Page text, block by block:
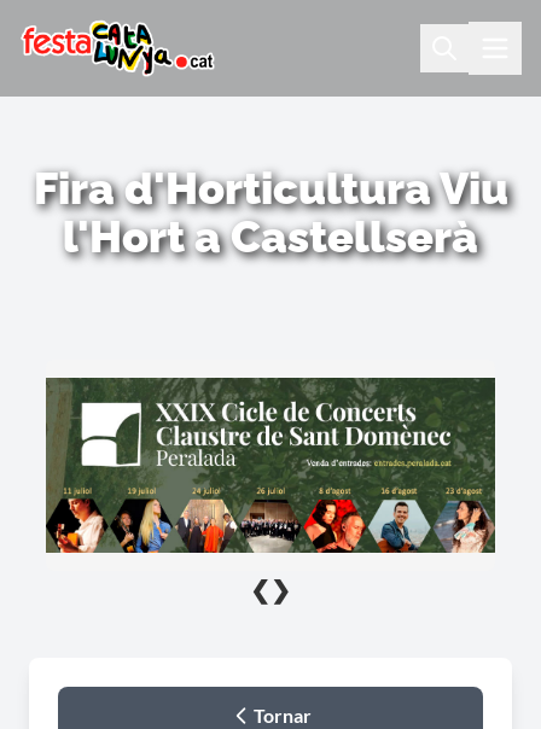
Fira d'Horticultura Viu
l'Hort a Castellserà
❮ ❯
Tornar